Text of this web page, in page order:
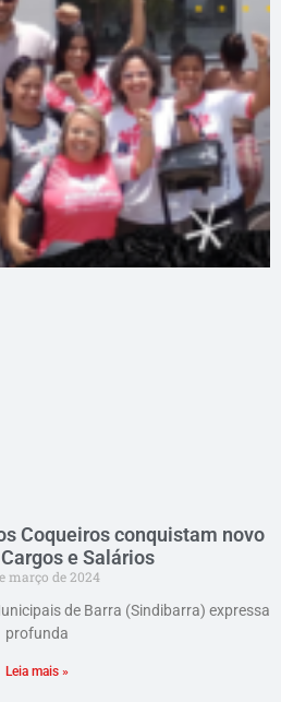
Coqueiros conquistam novo
e Salários
março de 2024
de Barra (Sindibarra) expressa
profunda
Leia mais »